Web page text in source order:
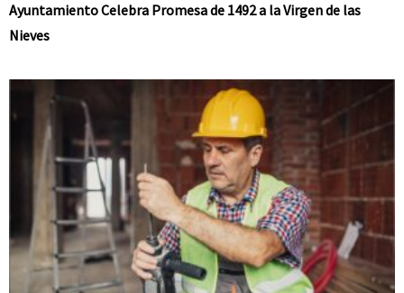
Ayuntamiento Celebra Promesa de 1492 a la Virgen de las
Nieves